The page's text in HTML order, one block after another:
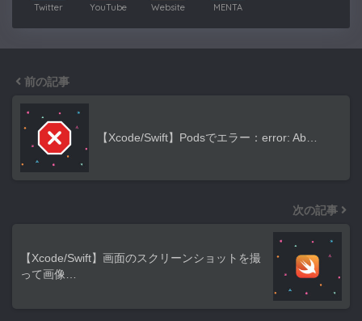
Twitter YouTube Website MENTA
前の記事
【Xcode/Swift】Podsでエラー：error: Ab…
次の記事
【Xcode/Swift】画面のスクリーンショットを撮
って画像…